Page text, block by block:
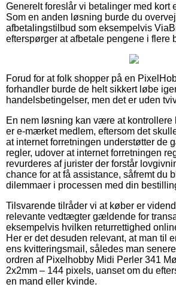
Generelt foreslår vi betalinger med kort
Som en anden løsning burde du
afbetalingstilbud som eksempelvis
efterspørger at afbetale pengene i flere
Forud for at folk shopper på en
forhandler burde de helt sikkert løbe
handelsbetingelser, men det er uden
En nem løsning kan være at kontrollere
er e-mærket medlem, eftersom det
at internet forretningen understøtter de
regler, udover at internet forretningen
revurderes af jurister der forstår
chance for at få assistance, såfremt du
dilemmaer i processen med din
Tilsvarende tilråder vi at køber er
relevante vedtægter gældende for
eksempelvis hvilken returrettighed
Her er det desuden relevant, at man til
ens kvitteringsmail, således man
ordren af Pixelhobby Midi Perler 341
2x2mm – 144 pixels, uanset om du
en mand eller kvinde.